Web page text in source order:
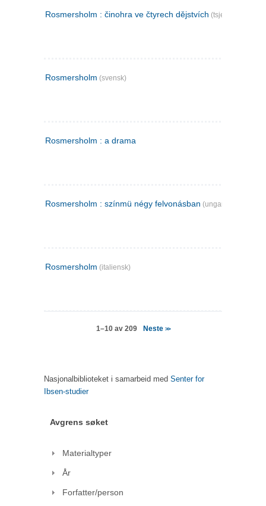
Rosmersholm : činohra ve čtyrech dějstvích (tsjekkisk)
Rosmersholm (svensk)
Rosmersholm : a drama
Rosmersholm : színmü négy felvonásban (ungarsk)
Rosmersholm (italiensk)
1–10 av 209 Neste >>
Nasjonalbiblioteket i samarbeid med Senter for
Ibsen-studier
Avgrens søket
Materialtyper
År
Forfatter/person